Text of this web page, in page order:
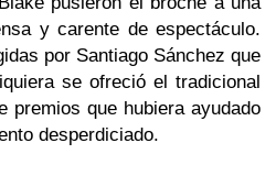
y carente de espectáculo.
por Santiago Sánchez que
se ofreció el tradicional
premios que hubiera ayudado
desperdiciado.